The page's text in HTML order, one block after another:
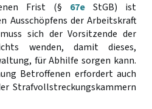
Frist (§ 67e StGB) ist
Ausschöpfens der Arbeitskraft
sich der Vorsitzende der
wenden, damit dieses,
für Abhilfe sorgen kann.
Betroffenen erfordert auch
Strafvollstreckungskammern